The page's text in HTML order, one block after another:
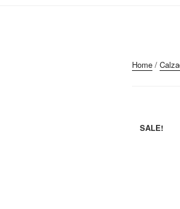
Home /
SALE!